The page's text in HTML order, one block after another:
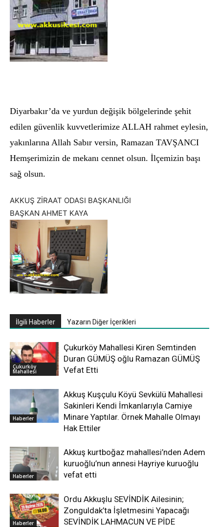
Diyarbakır’da ve yurdun değişik bölgelerinde şehit
edilen güvenlik kuvvetlerimize ALLAH rahmet eylesin,
yakınlarına Allah Sabır versin, Ramazan TAVŞANCI
Hemşerimizin de mekanı cennet olsun. İlçemizin başı
sağ olsun.
AKKUŞ ZİRAAT ODASI BAŞKANLIĞI
BAŞKAN AHMET KAYA
İlgili Haberler Yazarın Diğer İçerikleri
Çukurköy
Mahallesi
Çukurköy Mahallesi Kiren Semtinden
Duran GÜMÜŞ oğlu Ramazan GÜMÜŞ
Vefat Etti
Haberler
Akkuş Kuşçulu Köyü Sevkülü Mahallesi
Sakinleri Kendi İmkanlarıyla Camiye
Minare Yaptılar. Örnek Mahalle Olmayı
Hak Ettiler
Haberler
Akkuş kurtboğaz mahallesi’nden Adem
kuruoğlu’nun annesi Hayriye kuruoğlu
vefat etti
Haberler
Ordu Akkuşlu SEVİNDİK Ailesinin;
Zonguldak’ta İşletmesini Yapacağı
SEVİNDİK LAHMACUN VE PİDE